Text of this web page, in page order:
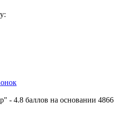
- 4.8 баллов на основании 4866